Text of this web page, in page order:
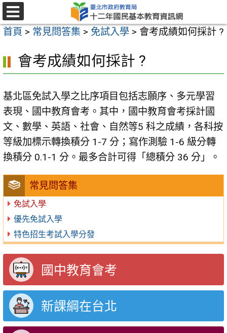
跳
至
主
內
區
選
單
首頁 > 常見問答集 > 免試入學 > 會考成績如何採計 ?
常見問答集
免試入學
優先免試入學
特色招生考試入學分發
國中教育會考
新課綱在台北
會考成績如何採計 ?
基北區免試入學之比序項目包括志願序、多元學習
表現、國中教育會考。其中，國中教育會考採計國
文、數學、英語、社會、自然等5 科之成績，各科按
等級加標示轉換積分 1-7 分；寫作測驗 1-6 級分轉
換積分 0.1-1 分。最多合計可得「總積分 36 分」。